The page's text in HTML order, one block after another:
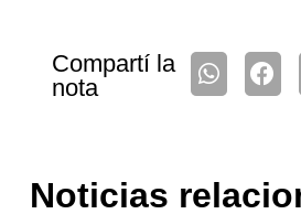
Compartí la
nota
Noticias